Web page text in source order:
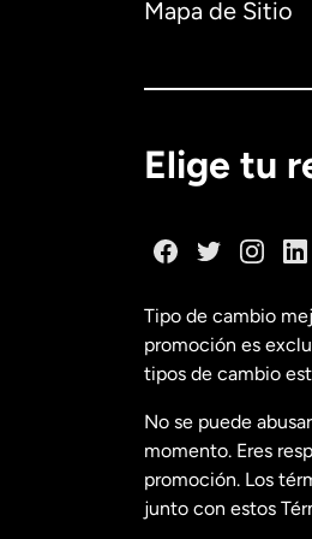
Mapa de Sitio
Elige tu
Tipo de cambio
promoción es
tipos de cambio
No se puede
momento. Eres
promoción. Los
junto con estos